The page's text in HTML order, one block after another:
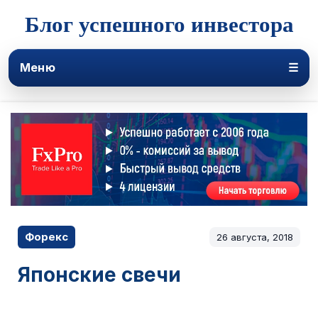
Блог успешного инвестора
Меню ☰
Форекс 26 августа, 2018
Японские свечи